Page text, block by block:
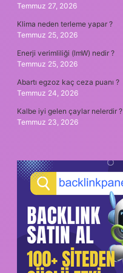
Temmuz 27, 2026
Klima neden terleme yapar ?
Temmuz 25, 2026
Enerji verimliliği (lmW) nedir ?
Temmuz 25, 2026
Abartı egzoz kaç ceza puanı ?
Temmuz 24, 2026
Kalbe iyi gelen çaylar nelerdir ?
Temmuz 23, 2026